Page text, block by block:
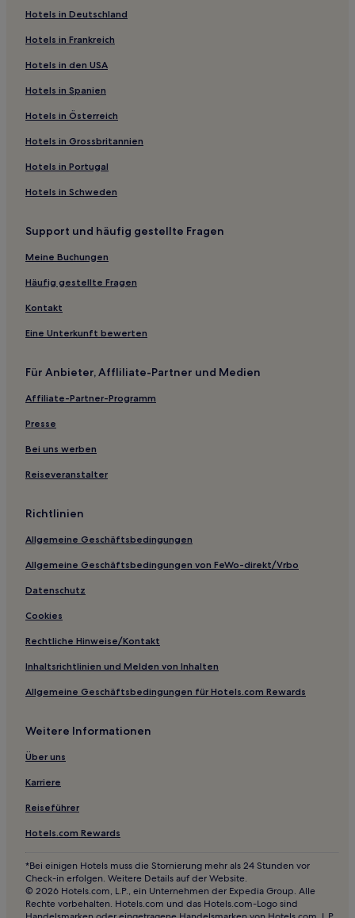
Hotels in Deutschland
Hotels in Frankreich
Hotels in den USA
Hotels in Spanien
Hotels in Österreich
Hotels in Grossbritannien
Hotels in Portugal
Hotels in Schweden
Support und häufig gestellte Fragen
Meine Buchungen
Häufig gestellte Fragen
Kontakt
Eine Unterkunft bewerten
Für Anbieter, Affliliate-Partner und Medien
Affiliate-Partner-Programm
Presse
Bei uns werben
Reiseveranstalter
Richtlinien
Allgemeine Geschäftsbedingungen
Allgemeine Geschäftsbedingungen von FeWo-direkt/Vrbo
Datenschutz
Cookies
Rechtliche Hinweise/Kontakt
Inhaltsrichtlinien und Melden von Inhalten
Allgemeine Geschäftsbedingungen für Hotels.com Rewards
Weitere Informationen
Über uns
Karriere
Reiseführer
Hotels.com Rewards
*Bei einigen Hotels muss die Stornierung mehr als 24 Stunden vor
Check-in erfolgen. Weitere Details auf der Website.
© 2026 Hotels.com, L.P., ein Unternehmen der Expedia Group. Alle
Rechte vorbehalten. Hotels.com und das Hotels.com-Logo sind